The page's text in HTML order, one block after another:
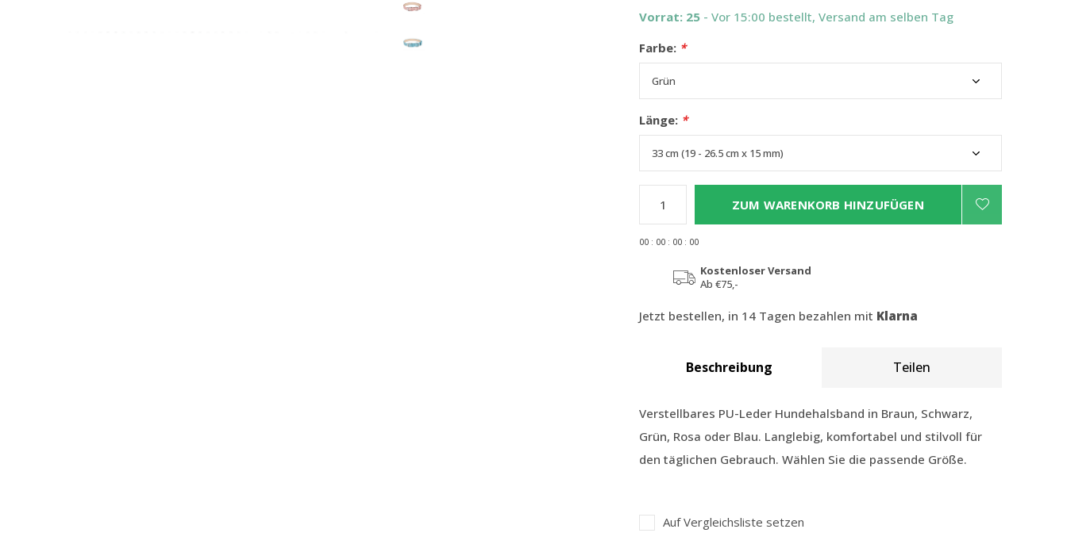
Vorrat: 25 - Vor 15:00 bestellt, Versand am selben Tag
Farbe: *
Länge: *
ZUM WARENKORB HINZUFÜGEN
00 : 00 : 00 : 00
Kostenloser Versand
Ab €75,-
Jetzt bestellen, in 14 Tagen bezahlen mit Klarna
Beschreibung Teilen
Verstellbares PU-Leder Hundehalsband in Braun, Schwarz,
Grün, Rosa oder Blau. Langlebig, komfortabel und stilvoll für
den täglichen Gebrauch. Wählen Sie die passende Größe.
Auf Vergleichsliste setzen